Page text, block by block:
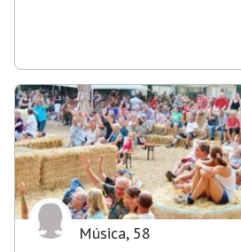
Música, 58